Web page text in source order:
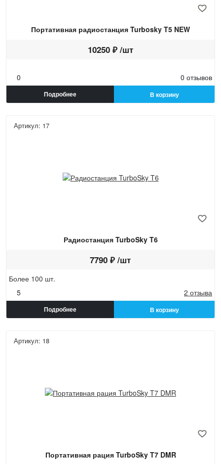
Портативная радиостанция Turbosky T5 NEW
10250 ₽ /шт
0 0 отзывов
Подробнее В корзину
Артикул: 17
Радиостанция TurboSky T6
7790 ₽ /шт
Более 100 шт.
5
2 отзыва
Подробнее В корзину
Артикул: 18
Портативная рация TurboSky T7 DMR